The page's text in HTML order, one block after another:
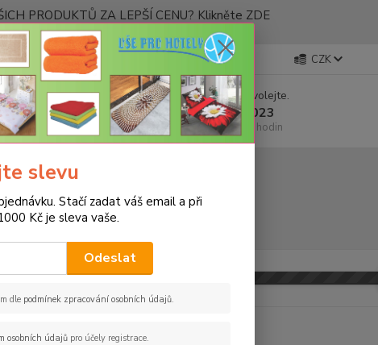
PRODUKTŮ ZA LEPŠÍ CENU? Klikněte ZDE
CZK
Hledat
Nevíte si rady? Zavolejte.
+420 773 794 023
Pondělí-pátek 9-16 hodin
s vodoodpudivou úpravou
Doprava ZDARMA
slevu
Stačí zadat váš email a při
Kč je sleva vaše.
Odeslat
dle podmínek zpracování osobních údajů.
osobních údajůpro účely registrace.